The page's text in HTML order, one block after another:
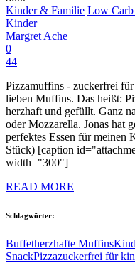
Kinder & Familie Low
Kinder
Margret Ache
0
44
Pizzamuffins - zuckerfrei
lieben Muffins. Das heißt:
herzhaft und gefüllt. Ganz
oder Mozzarella. Jonas hat
perfektes Essen für
Stück) [caption
width="300"]
READ MORE
Schlagwörter:
Buffetherzhafte Muffins
SnackPizzazuckerfrei für